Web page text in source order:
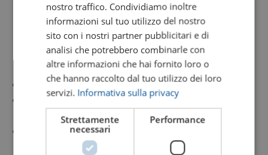
defunti residenti e non.
Le urne contenenti le ceneri possono poi
essere custodite:
in cimitero
presso l’abitazione della persona
affidataria
disperse:in zone cimiteriali adibite a tale
scopo o in natura
nostro traffico. Condividiamo inoltre
informazioni sul tuo utilizzo del nostro
sito con i nostri partner pubblicitari e di
analisi che potrebbero combinarle con
altre informazioni che hai fornito loro o
che hanno raccolto dal tuo utilizzo dei loro
servizi. Informativa sulla privacy
Strettamente
necessari
Performance